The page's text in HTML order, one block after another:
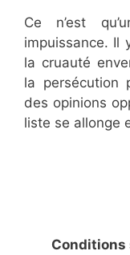
Ce n’est
impuissance. Il
la cruauté
la persécution
des opinions
liste se allonge
Conditions